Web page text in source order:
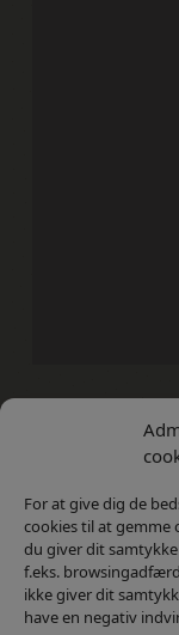
For at give dig de
cookies til at gemme
du giver dit
f.eks.
ikke giver dit
have en negativ